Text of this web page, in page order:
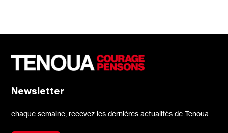
Newsletter
chaque semaine, recevez les dernières actualités de Tenoua